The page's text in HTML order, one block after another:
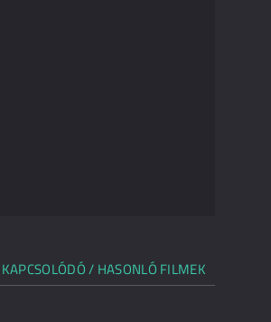
KAPCSOLÓDÓ / HASONLÓ FILMEK